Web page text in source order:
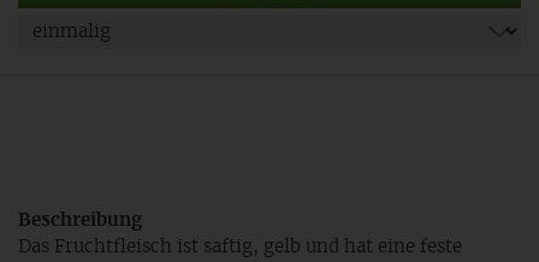
Beschreibung
Das Fruchtfleisch ist saftig, gelb und hat eine feste